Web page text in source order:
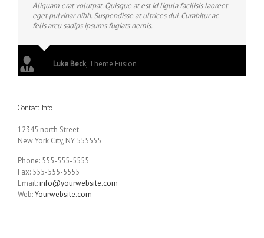
Aliquam erat volutpat. Quisque at est id ligula facilisis laoreet
eget pulvinar nibh. Suspendisse at ultrices dui. Curabitur ac
felis arcu sadips ipsums fugiats nemis.
Luke Beck, Theme Fusion
Contact Info
12345 north Street
New York City, NY 555555
Phone: 555-555-5555
Fax: 555-555-5555
Email:info@yourwebsite.com
Web:Yourwebsite.com